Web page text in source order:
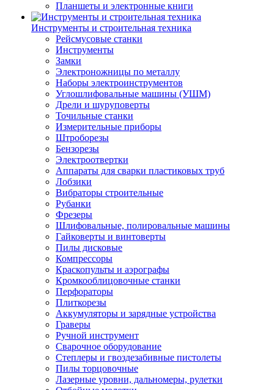
Планшеты и электронные книги
Инструменты и строительная техника
Рейсмусовые станки
Инструменты
Замки
Электроножницы по металлу
Наборы электроинструментов
Углошлифовальные машины (УШМ)
Дрели и шуруповерты
Точильные станки
Измерительные приборы
Штроборезы
Бензорезы
Электроотвертки
Аппараты для сварки пластиковых труб
Лобзики
Вибраторы строительные
Рубанки
Фрезеры
Шлифовальные, полировальные машины
Гайковерты и винтоверты
Пилы дисковые
Компрессоры
Краскопульты и аэрографы
Кромкооблицовочные станки
Перфораторы
Плиткорезы
Аккумуляторы и зарядные устройства
Граверы
Ручной инструмент
Сварочное оборудование
Степлеры и гвоздезабивные пистолеты
Пилы торцовочные
Лазерные уровни, дальномеры, рулетки